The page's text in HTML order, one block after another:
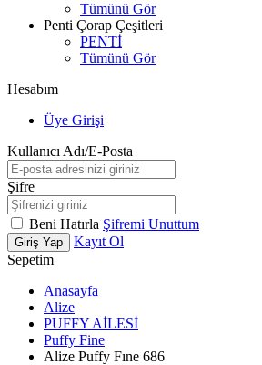
Tümünü Gör
Penti Çorap Çeşitleri
PENTİ
Tümünü Gör
Hesabım
Üye Girişi
Kullanıcı Adı/E-Posta
Şifre
Beni Hatırla Şifremi Unuttum
Giriş Yap
Kayıt Ol
Sepetim
Anasayfa
Alize
PUFFY AİLESİ
Puffy Fine
Alize Puffy Fıne 686